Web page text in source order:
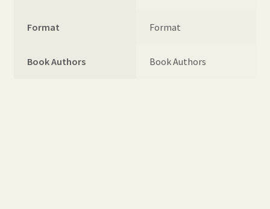
Format Format
Book Authors Book Authors